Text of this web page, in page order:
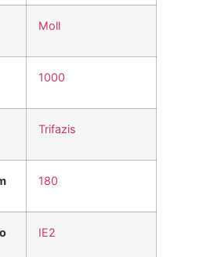
Moll
1000
Trifazis
180
IE2